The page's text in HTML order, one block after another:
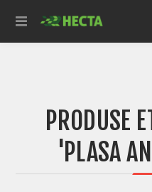
PRODUSE
'PLASA